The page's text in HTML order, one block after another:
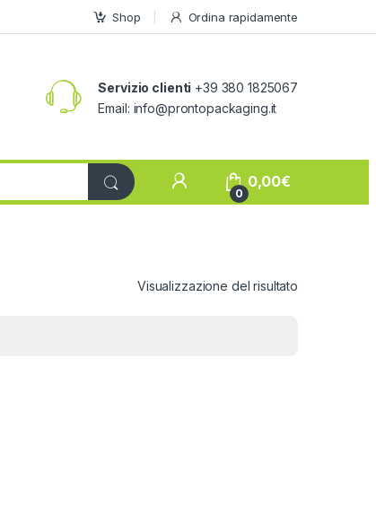
Shop Ordina rapidamente
Servizio clienti +39 380 1825067
Email: info@prontopackaging.it
My Account
0
0,00€
Visualizzazione del risultato